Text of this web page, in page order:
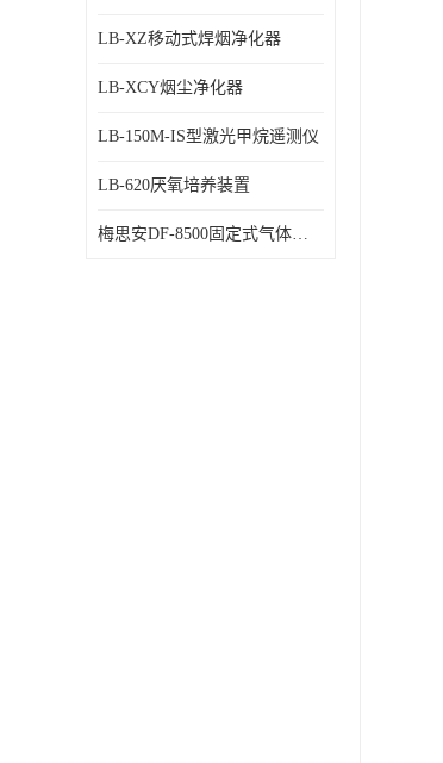
LB-XZ移动式焊烟净化器
LB-XCY烟尘净化器
LB-150M-IS型激光甲烷遥测仪
LB-620厌氧培养装置
梅思安DF-8500固定式气体检测仪